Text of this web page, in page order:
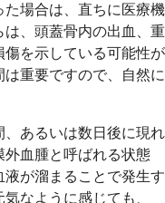
た場合は、直ちに医療機
、頭蓋骨内の出血、重
を示している可能性が
重要ですので、自然に
、あるいは数日後に現れ
外血腫と呼ばれる状態
が溜まることで発生す
なように感じても、